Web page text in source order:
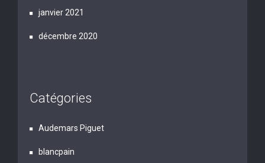
janvier 2021
décembre 2020
Catégories
Audemars Piguet
blancpain